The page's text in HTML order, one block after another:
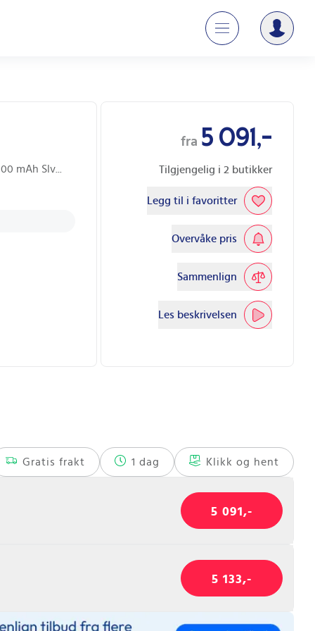
mAh Slv
fra 5 091,-
Tilgjengelig i 2 butikker
Legg til i favoritter
Overvåke pris
Sammenlign
Les beskrivelsen
Gratis frakt 1 dag Klikk og hent
5 091,-
5 133,-